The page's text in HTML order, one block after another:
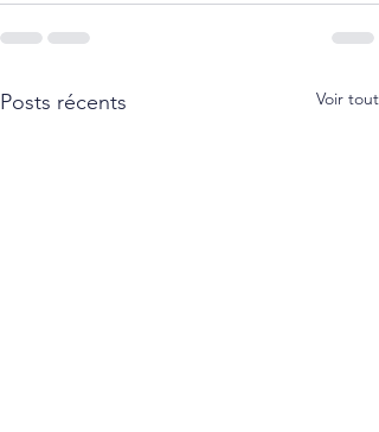
Posts récents Voir tout